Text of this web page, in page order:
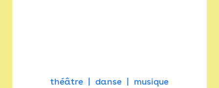
théâtre danse musique